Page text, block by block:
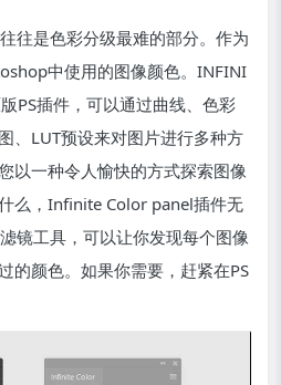
往是色彩分级最难的部分。作为
中使用的图像颜色。INFINI
PS插件，可以通过曲线、色彩
、LUT预设来对图片进行多种方
以一种令人愉快的方式探索图像
么，Infinite Color panel插件无
镜工具，可以让你发现每个图像
的颜色。如果你需要，赶紧在PS